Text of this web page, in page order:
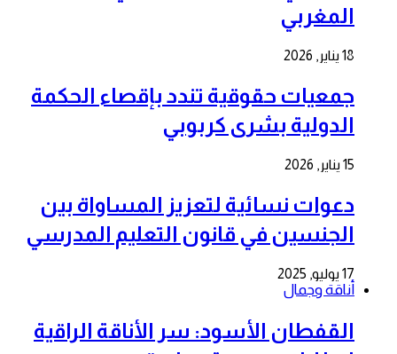
المغربي
18 يناير, 2026
جمعيات حقوقية تندد بإقصاء الحكمة
الدولية بشرى كربوبي
15 يناير, 2026
دعوات نسائية لتعزيز المساواة بين
الجنسين في قانون التعليم المدرسي
17 يوليو, 2025
أناقة وجمال
القفطان الأسود: سر الأناقة الراقية